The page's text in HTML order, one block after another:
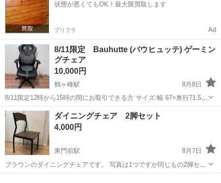
状態が悪くてもOK！最大限買取します
プリフラ Ad
8/11限定 Bauhutte (バウヒュッテ) ゲーミン
グチェア
10,000円
鶴ヶ峰駅
8月8日
8/11限定12時から15時の間にお取引できる方 サイズ:幅 67×奥行71.5×
高さ117~127(cm) 座部の高さ:40.5~50.5cm 本体重量:19kg 日本人向け
低座面設計:座面高40~50cm(対応身長1...
神奈川 横浜市 鶴ヶ峰駅
ダイニングチェア 2脚セット
4,000円
東門前駅
8月7日
ブラウンのダイニングチェアです。 写真は1つですが同じもの2脚セッ
トです。 いずれも美品です。 東門前駅付近まで取りに来れる方限定で